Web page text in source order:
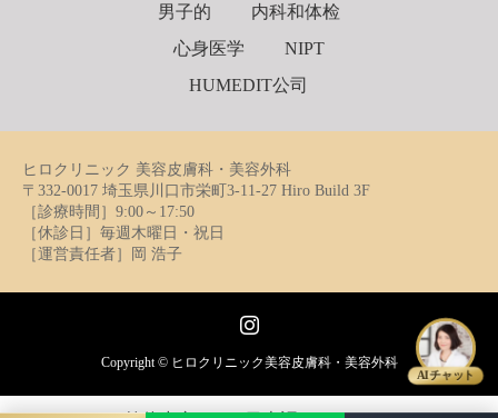
男子的
内科和体检
心身医学
NIPT
HUMEDIT公司
ヒロクリニック 美容皮膚科・美容外科
〒332-0017 埼玉県川口市栄町3-11-27 Hiro Build 3F
［診療時間］9:00～17:50
［休診日］毎週木曜日・祝日
［運営責任者］岡 浩子
Copyright © ヒロクリニック美容皮膚科・美容外科
AIチャット